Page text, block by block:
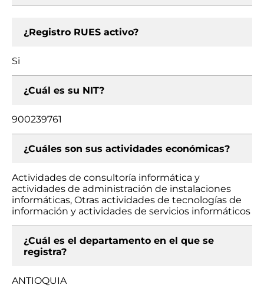
¿Registro RUES activo?
Si
¿Cuál es su NIT?
900239761
¿Cuáles son sus actividades económicas?
Actividades de consultoría informática y
actividades de administración de instalaciones
informáticas, Otras actividades de tecnologías de
información y actividades de servicios informáticos
¿Cuál es el departamento en el que se
registra?
ANTIOQUIA